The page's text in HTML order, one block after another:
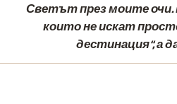
Светът през моите очи.
които не искат
дестинация“, а